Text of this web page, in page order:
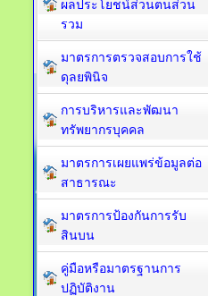
ผลประโยชน์ส่วนตนส่วน
รวม
มาตรการตรวจสอบการใช้
ดุลยพินิจ
การบริหารและพัฒนา
ทรัพยากรบุคคล
มาตรการเผยแพร่ข้อมูลต่อ
สาธารณะ
มาตรการป้องกันการรับ
สินบน
คู่มือหรือมาตรฐานการ
ปฏิบัติงาน